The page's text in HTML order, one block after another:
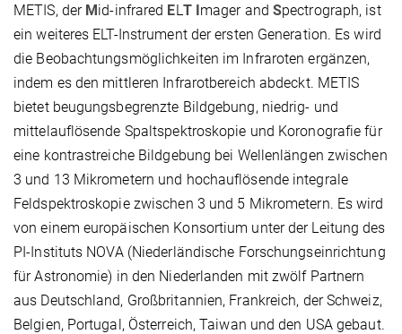
METIS, der Mid-infrared EL T Imager and Spectrograph, ist
ein weiteres ELT-Instrument der ersten Generation. Es wird
die Beobachtungsmöglichkeiten im Infraroten ergänzen,
indem es den mittleren Infrarotbereich abdeckt. METIS
bietet beugungsbegrenzte Bildgebung, niedrig- und
mittelauflösende Spaltspektroskopie und Koronografie für
eine kontrastreiche Bildgebung bei Wellenlängen zwischen
3 und 13 Mikrometern und hochauflösende integrale
Feldspektroskopie zwischen 3 und 5 Mikrometern. Es wird
von einem europäischen Konsortium unter der Leitung des
PI-Instituts NOVA (Niederländische Forschungseinrichtung
für Astronomie) in den Niederlanden mit zwölf Partnern
aus Deutschland, Großbritannien, Frankreich, der Schweiz,
Belgien, Portugal, Österreich, Taiwan und den USA gebaut.